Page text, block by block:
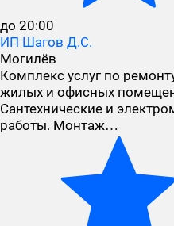
до 20:00
ИП Шагов Д.С.
Могилёв
Комплекс услуг по
жилых и офисных
Сантехнические и
работы. Монтаж…